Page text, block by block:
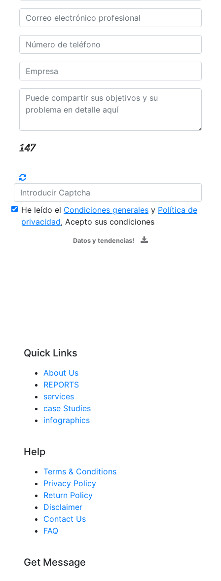
He leído el Condiciones generales y Política de
privacidad, Acepto sus condiciones
Datos y tendencias!
Quick Links
About Us
REPORTS
services
case Studies
infographics
Help
Terms & Conditions
Privacy Policy
Return Policy
Disclaimer
Contact Us
FAQ
Get Message